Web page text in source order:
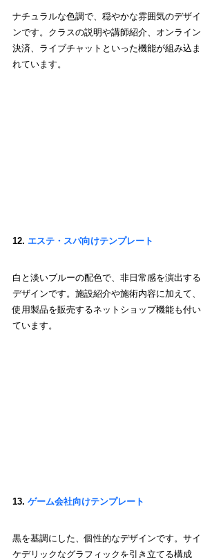
ナチュラルな色調で、穏やかな雰囲気のデザイ
ンです。クラスの説明や講師紹介、オンライン
決済、ライブチャットといった機能が組み込ま
れています。
12. エステ・スパ向けテンプレート
白と淡いブルーの配色で、非日常感を演出する
デザインです。施設紹介や施術内容に加えて、
使用製品を販売するネットショップ機能も付い
ています。
13. ゲーム会社向けテンプレート
黒を基調にした、個性的なデザインです。サイ
ケデリックなグラフィックを引き立てる構成